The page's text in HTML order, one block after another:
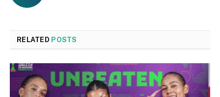
RELATED POSTS